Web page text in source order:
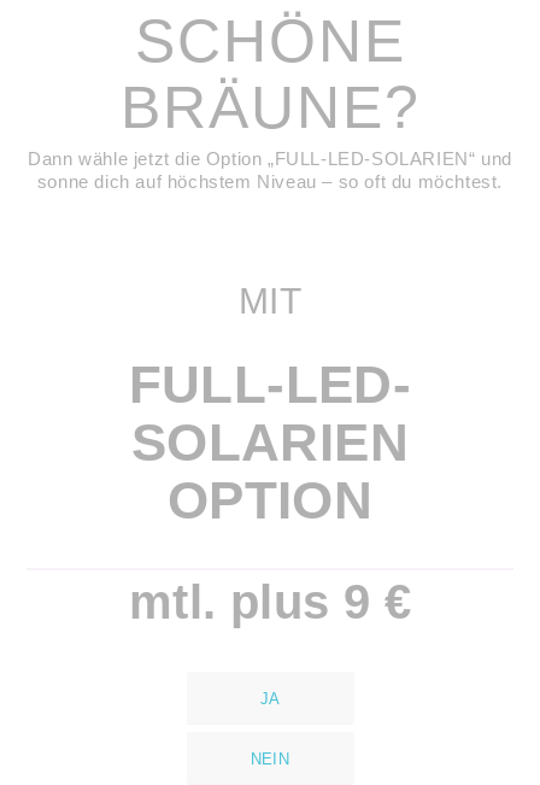
SCHÖNE
BRÄUNE?
Dann wähle jetzt die Option „FULL-LED-SOLARIEN“ und
sonne dich auf höchstem Niveau – so oft du möchtest.
MIT
FULL-LED-
SOLARIEN
OPTION
mtl. plus 9 €
JA
NEIN